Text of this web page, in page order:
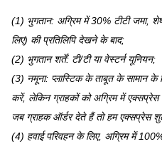
(1) भुगतान: अग्रिम में 30% टीटी जमा,
लिए) की प्रतिलिपि देखने के बाद;
(2) भुगतान शर्तें: टी/टी या वेस्टर्न यूनियन;
(3) नमूना: प्लास्टिक के ताबूत के सामान
करें, लेकिन ग्राहकों को अग्रिम में
जब ग्राहक ऑर्डर देते हैं तो हम एक्सप्रेस
(4) हवाई परिवहन के लिए, अग्रिम में